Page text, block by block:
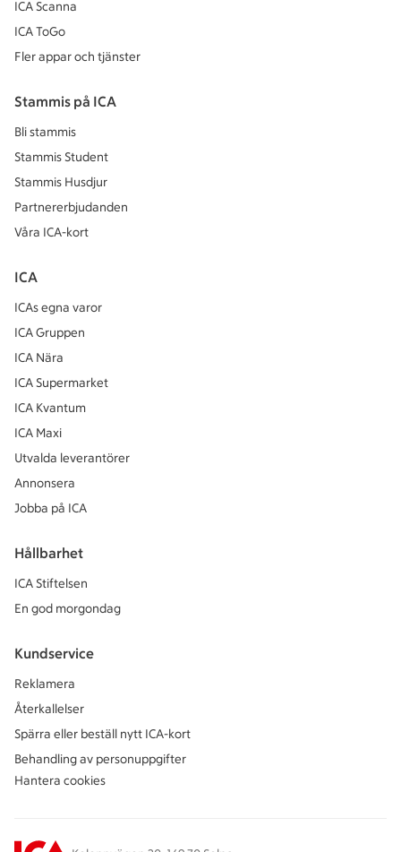
ICA Scanna
ICA ToGo
Fler appar och tjänster
Stammis på ICA
Bli stammis
Stammis Student
Stammis Husdjur
Partnererbjudanden
Våra ICA-kort
ICA
ICAs egna varor
ICA Gruppen
ICA Nära
ICA Supermarket
ICA Kvantum
ICA Maxi
Utvalda leverantörer
Annonsera
Jobba på ICA
Hållbarhet
ICA Stiftelsen
En god morgondag
Kundservice
Reklamera
Återkallelser
Spärra eller beställ nytt ICA-kort
Behandling av personuppgifter
Hantera cookies